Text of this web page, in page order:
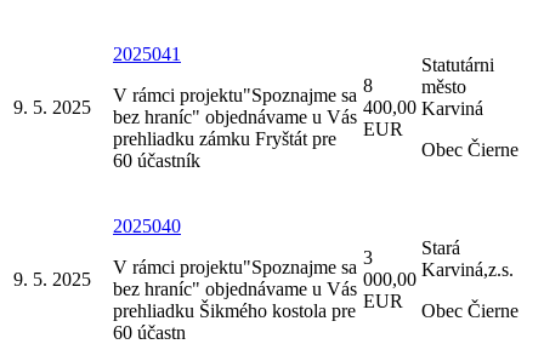
9. 5. 2025
2025041
V rámci projektu"Spoznajme sa
bez hraníc" objednávame u Vás
prehliadku zámku Fryštát pre
60 účastník
8
400,00
EUR
Statutárni
město
Karviná
Obec Čierne
9. 5. 2025
2025040
V rámci projektu"Spoznajme sa
bez hraníc" objednávame u Vás
prehliadku Šikmého kostola pre
60 účastn
3
000,00
EUR
Stará
Karviná,z.s.
Obec Čierne